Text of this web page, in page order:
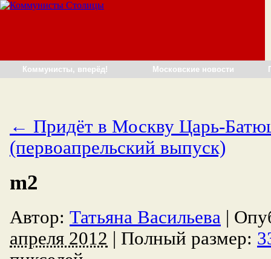
Коммунисты, вперёд! Московские новости
← Придёт в Москву Царь-
(первоапрельский выпуск)
m2
Автор: Татьяна Васильева |
апреля 2012 | Полный размер: